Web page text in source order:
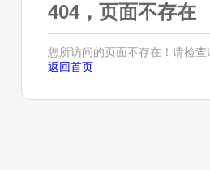
404，页面不存在
您所访问的页面不存在！请检
返回首页